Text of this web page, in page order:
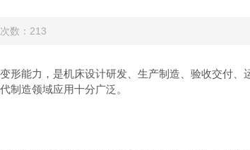
数：213
能力，是机床设计研发、生产制造、验收交付、
制造领域应用十分广泛。